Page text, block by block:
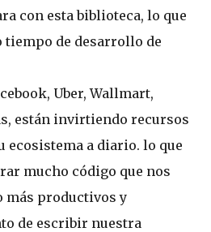
con esta biblioteca, lo que
tiempo de desarrollo de
Uber, Wallmart,
están invirtiendo recursos
ecosistema a diario. lo que
mucho código que nos
más productivos y
de escribir nuestra